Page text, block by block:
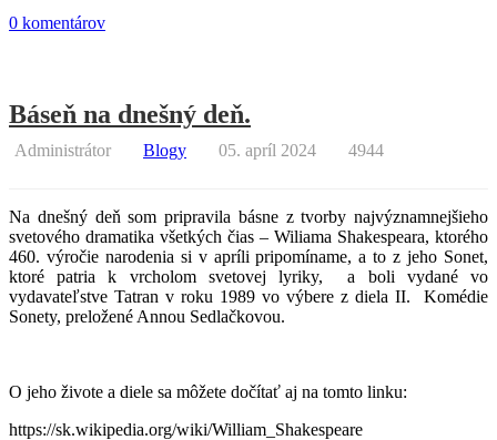
0 komentárov
Báseň na dnešný deň.
Administrátor Blogy 05. apríl 2024 4944
Na dnešný deň som pripravila básne z tvorby najvýznamnejšieho
svetového dramatika všetkých čias – Wiliama Shakespeara, ktorého
460. výročie narodenia si v apríli pripomíname, a to z jeho Sonet,
ktoré patria k vrcholom svetovej lyriky, a boli vydané vo
vydavateľstve Tatran v roku 1989 vo výbere z diela II. Komédie
Sonety, preložené Annou Sedlačkovou.
O jeho živote a diele sa môžete dočítať aj na tomto linku:
https://sk.wikipedia.org/wiki/William_Shakespeare